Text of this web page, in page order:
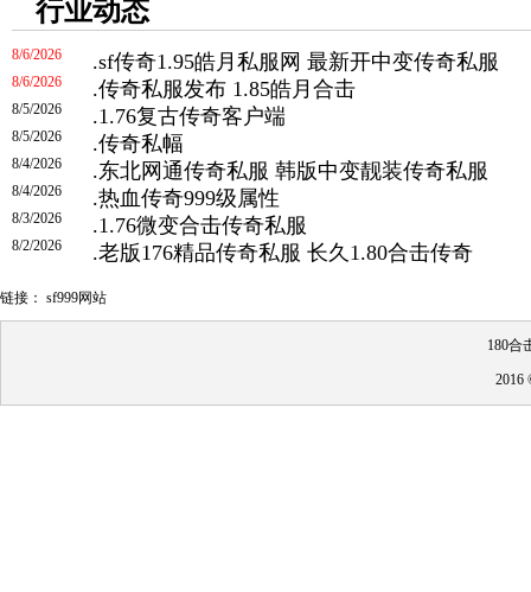
行业动态
.sf传奇1.95皓月私服网 最新开中变传奇私服
8/6/2026
.传奇私服发布 1.85皓月合击
8/6/2026
.1.76复古传奇客户端
8/5/2026
.传奇私幅
8/5/2026
.东北网通传奇私服 韩版中变靓装传奇私服
8/4/2026
.热血传奇999级属性
8/4/2026
.1.76微变合击传奇私服
8/3/2026
.老版176精品传奇私服 长久1.80合击传奇
8/2/2026
链接： sf999网站
180合
2016